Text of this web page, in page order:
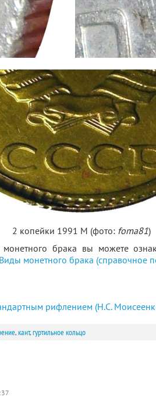
2 копейки 1991 М (фото: foma81)
брака вы можете
Виды монетного брака (справочное
рифлением (Н.С.
,кант,гуртильное кольцо